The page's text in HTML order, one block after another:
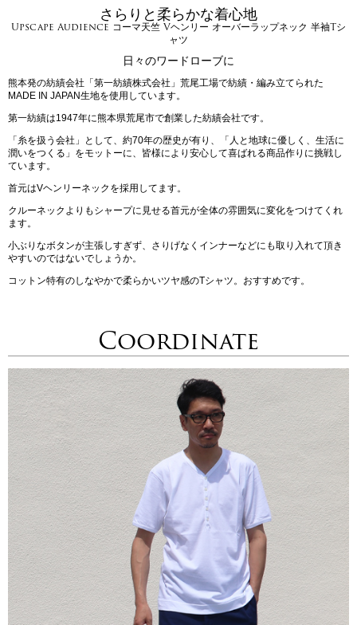
さらりと柔らかな着心地
Upscape Audience コーマ天竺 Vヘンリー オーバーラップネック 半袖Tシ
ャツ
日々のワードローブに
熊本発の紡績会社「第一紡績株式会社」荒尾工場で紡績・編み立てられた
MADE IN JAPAN生地を使用しています。
第一紡績は1947年に熊本県荒尾市で創業した紡績会社です。
「糸を扱う会社」として、約70年の歴史が有り、「人と地球に優しく、生活に
潤いをつくる」をモットーに、皆様により安心して喜ばれる商品作りに挑戦し
ています。
首元はVヘンリーネックを採用してます。
クルーネックよりもシャープに見せる首元が全体の雰囲気に変化をつけてくれ
ます。
小ぶりなボタンが主張しすぎず、さりげなくインナーなどにも取り入れて頂き
やすいのではないでしょうか。
コットン特有のしなやかで柔らかいツヤ感のTシャツ。おすすめです。
Coordinate